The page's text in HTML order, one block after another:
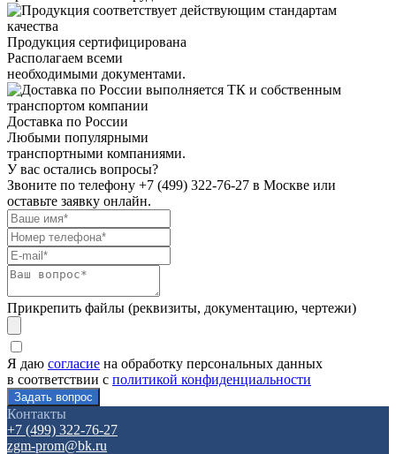
Продукция сертифицирована
Располагаем всеми
необходимыми документами.
Доставка по России
Любыми популярными
транспортными компаниями.
У вас остались вопросы?
Звоните по телефону +7 (499) 322-76-27 в Москве или
оставьте заявку онлайн.
Прикрепить файлы (реквизиты, документацию, чертежи)
Я даю согласие на обработку персональных данных
в соответствии с политикой конфиденциальности
Контакты
+7 (499) 322-76-27
zgm-prom@bk.ru